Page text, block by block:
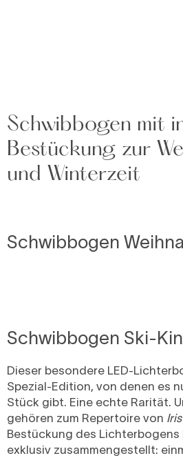
Schwibbogen mit
Bestückung zur
und Winterzeit
Schwibbogen
Schwibbogen Ski-
Dieser besondere LED-
Spezial-Edition, von denen es
Stück gibt. Eine echte Rarität.
gehören zum Repertoire von
Bestückung des Lichterbogens
exklusiv zusammengestellt: